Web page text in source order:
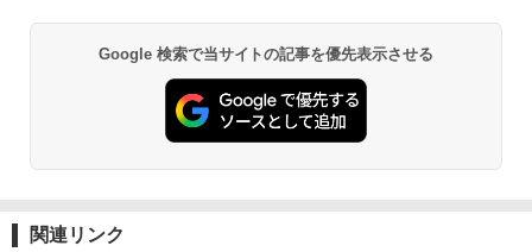
Google 検索で当サイトの記事を優先表示させる
関連リンク